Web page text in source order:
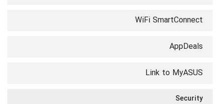
WiFi SmartConnect
AppDeals
Link to MyASUS
Security